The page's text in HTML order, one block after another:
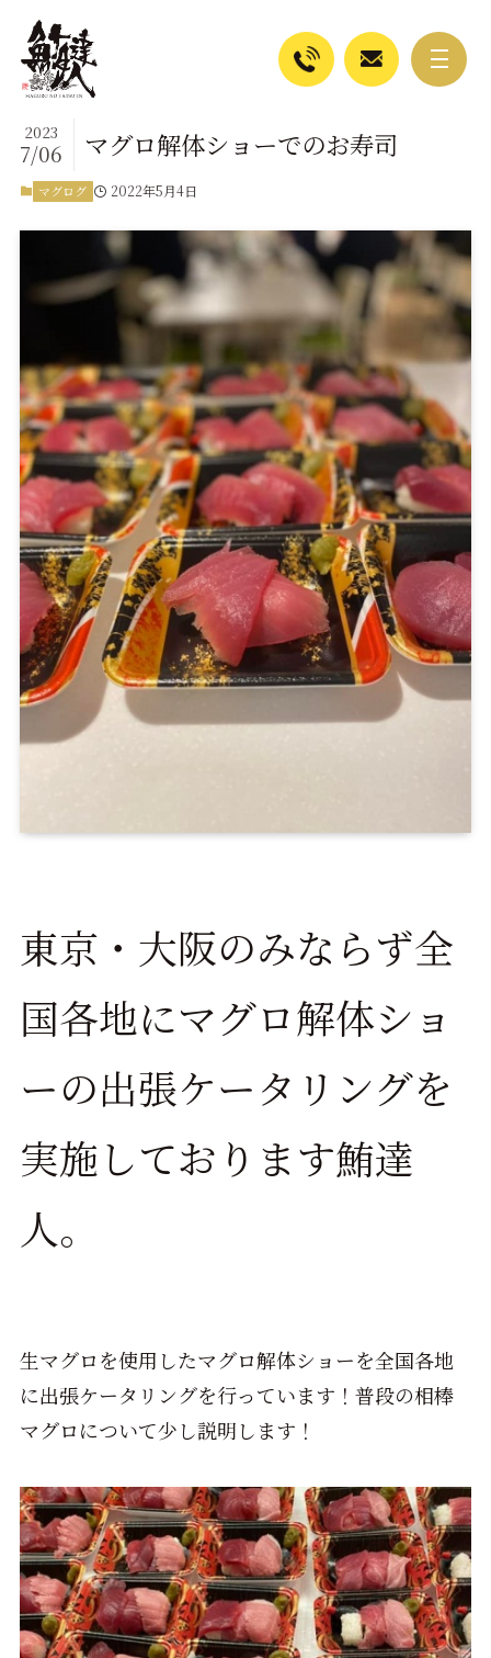
マグロ解体ショーでのお寿司
2023
7/06
マグログ 2022年5月4日
東京・大阪のみならず全
国各地にマグロ解体ショ
ーの出張ケータリングを
実施しております鮪達
人。
生マグロを使用したマグロ解体ショーを全国各地
に出張ケータリングを行っています！普段の相棒
マグロについて少し説明します！